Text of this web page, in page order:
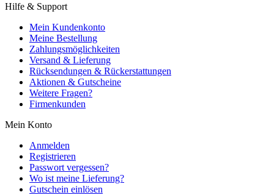
Hilfe & Support
Mein Kundenkonto
Meine Bestellung
Zahlungsmöglichkeiten
Versand & Lieferung
Rücksendungen & Rückerstattungen
Aktionen & Gutscheine
Weitere Fragen?
Firmenkunden
Mein Konto
Anmelden
Registrieren
Passwort vergessen?
Wo ist meine Lieferung?
Gutschein einlösen